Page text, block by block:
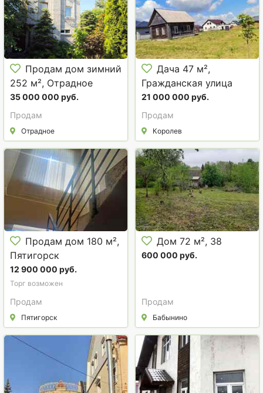
Продам дом зимний
252 м², Отрадное
35 000 000 руб.
Продам
Отрадное
Дача 47 м²,
Гражданская улица
21 000 000 руб.
Продам
Королев
Продам дом 180 м²,
Пятигорск
12 900 000 руб.
Торг возможен
Продам
Пятигорск
Дом 72 м², 38
600 000 руб.
Продам
Бабынино